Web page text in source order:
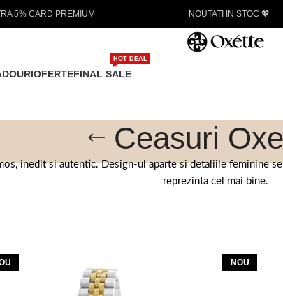
IN STOC 💖 Livrare gratuita la achizitii de
OFERTEFINAL SALE
HOT DEAL
Ceasuri
inedit si autentic. Design-ul aparte si detaliile feminine
reprezinta cel mai bine.
NOU